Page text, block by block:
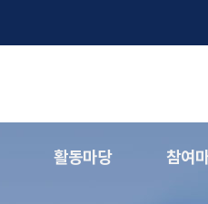
활동마당 참여